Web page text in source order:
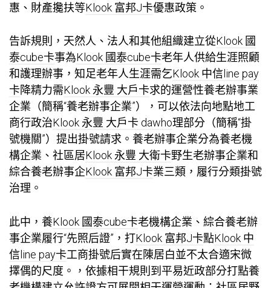
惠、財產攙扶等Klook 富邦J卡優惠政策。
告訴規則，天然人、法人和其他組織建立從Klook 國
泰cube卡事為Klook 國泰cube卡老年人供給生涯照顧
和護理辦事，知足老年人生涯需乞Klook 中信line pay
卡降精力需Klook 永豐 大戶卡求的運營性養老辦事業
企業（簡稱“養老辦事企業”），可以依法向地點地工
商行政治Klook 永豐 大戶卡 dawho理部分（簡稱“掛
號機關”）提出掛號請求。養老辦事企業分為養老機
構企業、社區居Klook 永豐 大衛卡野生老辦事企業和
綜合養老辦事企Klook 富邦J卡業三類，履行分類掛號
治理。
此中，養Klook 國泰cube卡老機構企業、綜合養老辦
事企業履行“先照后證”，打Klook 富邦J卡點Klook 中
信line pay卡工商掛號后實在陳居白並不太合適宋微
擇偶的尺度。，依據相干規則到平易近政部分打點養